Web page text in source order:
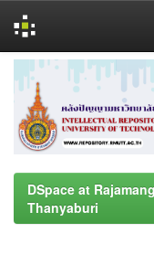
navigation
DSpace at
Thanyaburi